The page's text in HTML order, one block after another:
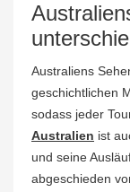
Australiens
geschichtlichen
sodass jeder
Australien ist
und seine
abgeschieden